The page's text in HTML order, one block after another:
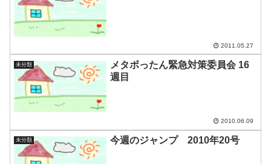
2011.05.27
未分類
メタボったん緊急対策委員会 16
週目
2010.06.09
未分類 今週のジャンプ 2010年20号